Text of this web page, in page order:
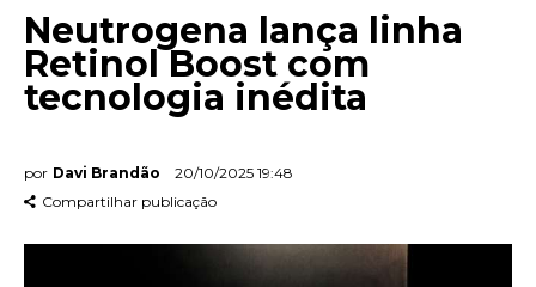
Contato
Neutrogena lança linha
Retinol Boost com
tecnologia inédita
por Davi Brandão
20/10/2025 19:48
Compartilhar publicação